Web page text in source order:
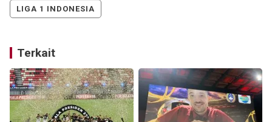
LIGA 1 INDONESIA
Terkait